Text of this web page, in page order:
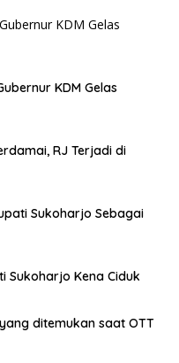
KDM Gelas
RJ Terjadi di
Sukoharjo Sebagai
Sukoharjo Kena Ciduk
ditemukan saat OTT